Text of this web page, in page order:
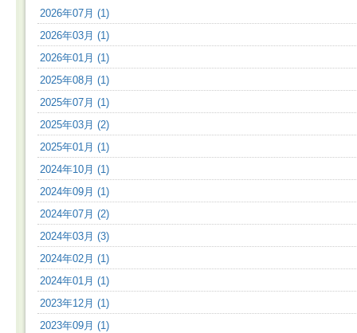
2026年07月 (1)
2026年03月 (1)
2026年01月 (1)
2025年08月 (1)
2025年07月 (1)
2025年03月 (2)
2025年01月 (1)
2024年10月 (1)
2024年09月 (1)
2024年07月 (2)
2024年03月 (3)
2024年02月 (1)
2024年01月 (1)
2023年12月 (1)
2023年09月 (1)